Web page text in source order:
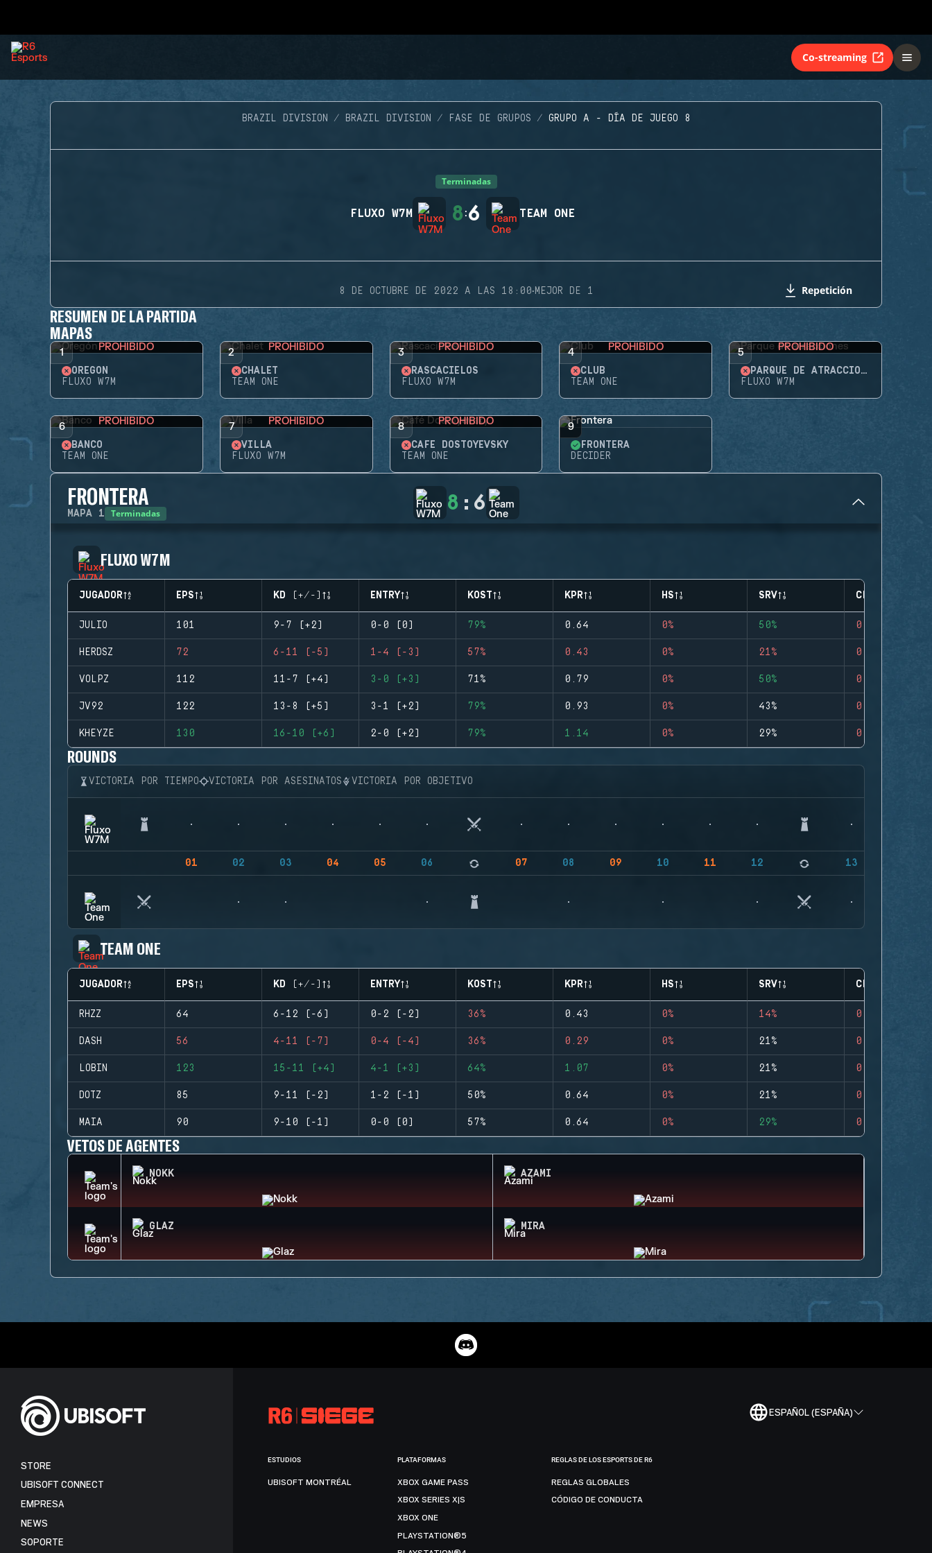
Co-streaming
BRAZIL DIVISION BRAZIL DIVISION FASE DE GRUPOS GRUPO A - DÍA DE JUEGO 8
Terminadas
FLUXO W7M 8 :6 TEAM ONE
8 DE OCTUBRE DE 2022 A LAS 18:00·MEJOR DE 1 Repetición
RESUMEN DE LA PARTIDA
MAPAS
1 PROHIBIDO
OREGÓN
FLUXO W7M
2 PROHIBIDO
CHALET
TEAM ONE
3 PROHIBIDO
RASCACIELOS
FLUXO W7M
4 PROHIBIDO
CLUB
TEAM ONE
5 PROHIBIDO
PARQUE DE ATRACCIONES
FLUXO W7M
6 PROHIBIDO
BANCO
TEAM ONE
7 PROHIBIDO
VILLA
FLUXO W7M
8 PROHIBIDO
CAFÉ DOSTOYEVSKY
TEAM ONE
9
FRONTERA
DECIDER
FRONTERA
MAPA 1 Terminadas 8 : 6
FLUXO W7M
JUGADOR EPS KD (+/-) ENTRY KOST KPR HS SRV CLUTCHES
JULIO 101 9-7 (+2) 0-0 (0) 79% 0.64 0% 50% 0
HERDSZ 72 6-11 (-5) 1-4 (-3) 57% 0.43 0% 21% 0
VOLPZ 112 11-7 (+4) 3-0 (+3) 71% 0.79 0% 50% 0
JV92 122 13-8 (+5) 3-1 (+2) 79% 0.93 0% 43% 0
KHEYZE 130 16-10 (+6) 2-0 (+2) 79% 1.14 0% 29% 0
ROUNDS
VICTORIA POR TIEMPO VICTORIA POR ASESINATOS VICTORIA POR OBJETIVO
01 02 03 04 05 06 07 08 09 10 11 12 13
TEAM ONE
JUGADOR EPS KD (+/-) ENTRY KOST KPR HS SRV CLUTCHES
RHZZ 64 6-12 (-6) 0-2 (-2) 36% 0.43 0% 14% 0
DASH 56 4-11 (-7) 0-4 (-4) 36% 0.29 0% 21% 0
LOBIN 123 15-11 (+4) 4-1 (+3) 64% 1.07 0% 21% 0
DOTZ 85 9-11 (-2) 1-2 (-1) 50% 0.64 0% 21% 0
MAIA 90 9-10 (-1) 0-0 (0) 57% 0.64 0% 29% 0
VETOS DE AGENTES
NOKK AZAMI
GLAZ MIRA
ESPAÑOL (ESPAÑA)
STORE
UBISOFT CONNECT
EMPRESA
NEWS
SOPORTE
ESTUDIOS
UBISOFT MONTRÉAL
PLATAFORMAS
XBOX GAME PASS
XBOX SERIES X|S
XBOX ONE
PLAYSTATION®5
REGLAS DE LOS ESPORTS DE R6
REGLAS GLOBALES
CÓDIGO DE CONDUCTA